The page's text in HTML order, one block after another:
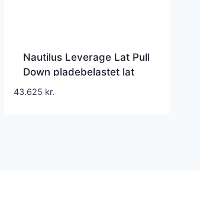
Nautilus Leverage Lat Pull
Down pladebelastet lat
pulldown med
43.625 kr.